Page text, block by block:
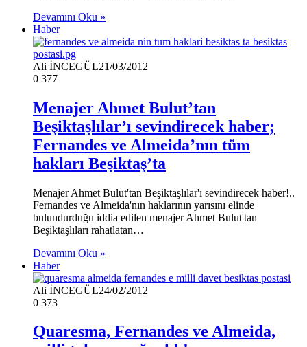
Devamını Oku »
Haber
Ali İNCEGÜL21/03/2012
0 377
Menajer Ahmet Bulut’tan
Beşiktaşlılar’ı sevindirecek haber;
Fernandes ve Almeida’nın tüm
hakları Beşiktaş’ta
Menajer Ahmet Bulut'tan Beşiktaşlılar'ı sevindirecek haber!..
Fernandes ve Almeida'nın haklarının yarısını elinde
bulundurduğu iddia edilen menajer Ahmet Bulut'tan
Beşiktaşlıları rahatlatan…
Devamını Oku »
Haber
Ali İNCEGÜL24/02/2012
0 373
Quaresma, Fernandes ve Almeida,